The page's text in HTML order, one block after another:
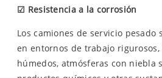
☑ Resistencia a la corrosión
Los camiones de servicio
en entornos de trabajo rigurosos,
húmedos, atmósferas con niebla